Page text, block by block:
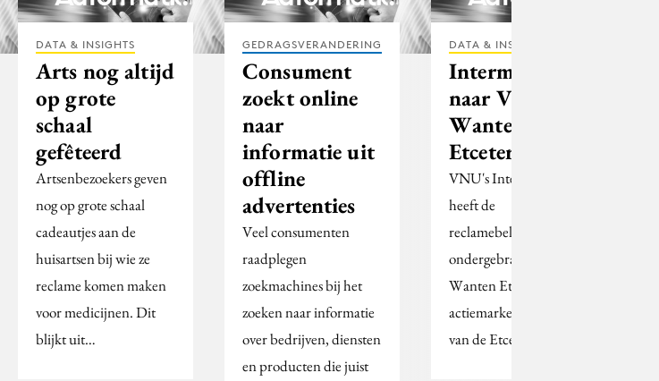
DATA & INSIGHTS
Arts nog altijd
op grote
schaal
gefêteerd
Artsenbezoekers geven
nog op grote schaal
cadeautjes aan de
huisartsen bij wie ze
reclame komen maken
voor medicijnen. Dit
blijkt uit…
GEDRAGSVERANDERING
Consument
zoekt online
naar
informatie uit
offline
advertenties
Veel consumenten
raadplegen
zoekmachines bij het
zoeken naar informatie
over bedrijven, diensten
en producten die juist
DATA & INSIGHTS
Intermediair
naar Van
Wanten
Etcetera
VNU's Intermediair
heeft de
reclamebelangen
ondergebracht bij Van
Wanten Etcetera, het
actiemarketingbureau
van de Etcetera Groep.